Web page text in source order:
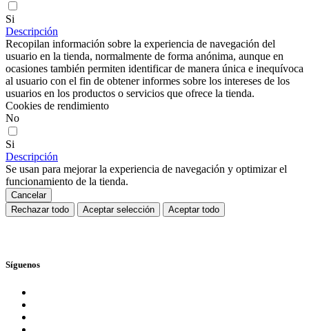
Si
Descripción
Recopilan información sobre la experiencia de navegación del
usuario en la tienda, normalmente de forma anónima, aunque en
ocasiones también permiten identificar de manera única e inequívoca
al usuario con el fin de obtener informes sobre los intereses de los
usuarios en los productos o servicios que ofrece la tienda.
Cookies de rendimiento
No
Si
Descripción
Se usan para mejorar la experiencia de navegación y optimizar el
funcionamiento de la tienda.
Cancelar
Rechazar todo
Aceptar selección Aceptar todo
Síguenos